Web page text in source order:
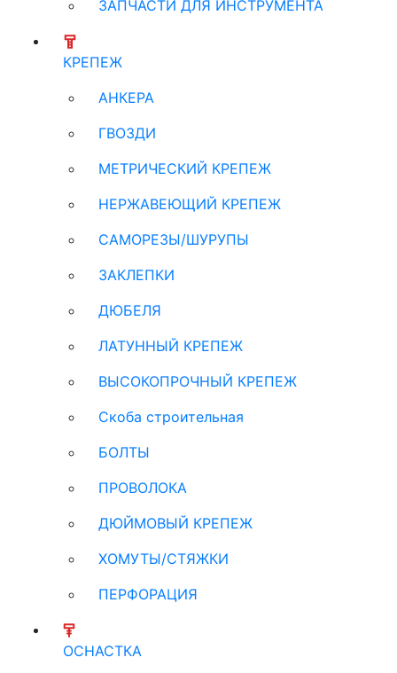
ЗАПЧАСТИ ДЛЯ ИНСТРУМЕНТА
КРЕПЕЖ
АНКЕРА
ГВОЗДИ
МЕТРИЧЕСКИЙ КРЕПЕЖ
НЕРЖАВЕЮЩИЙ КРЕПЕЖ
САМОРЕЗЫ/ШУРУПЫ
ЗАКЛЕПКИ
ДЮБЕЛЯ
ЛАТУННЫЙ КРЕПЕЖ
ВЫСОКОПРОЧНЫЙ КРЕПЕЖ
Скоба строительная
БОЛТЫ
ПРОВОЛОКА
ДЮЙМОВЫЙ КРЕПЕЖ
ХОМУТЫ/СТЯЖКИ
ПЕРФОРАЦИЯ
ОСНАСТКА